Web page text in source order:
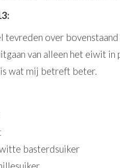
tevreden over
van alleen het eiwit
wat mij betreft beter.
basterdsuiker